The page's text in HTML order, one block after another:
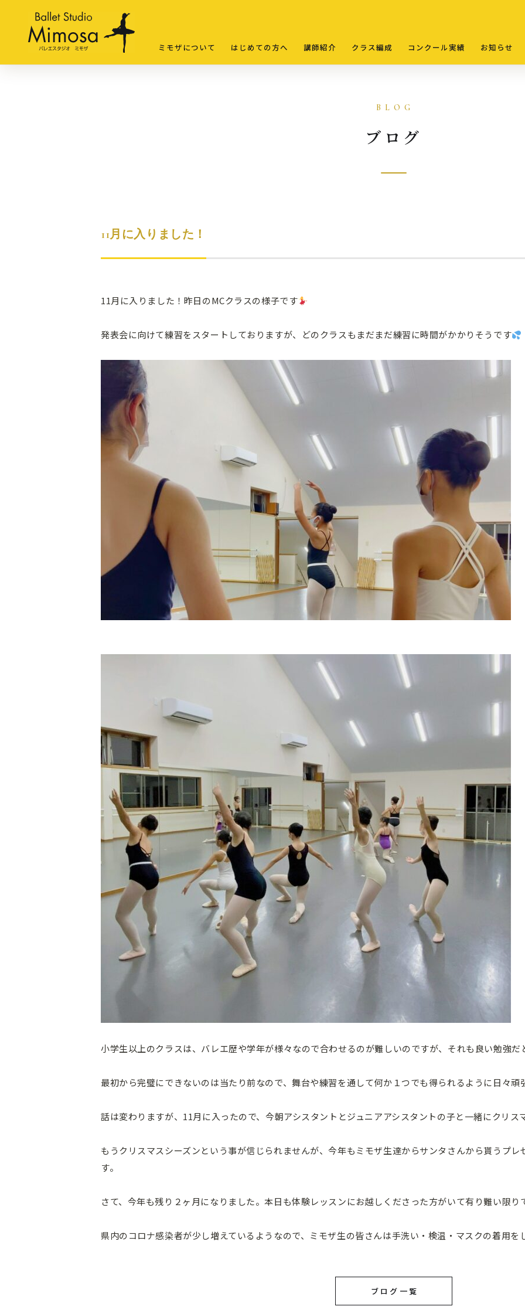
ミモザについて はじめての方へ 講師紹介 クラス編成 コンクール実績 お知らせ
ブログ
11月に入りました！
11月に入りました！昨日のMCクラスの様子です
発表会に向けて練習をスタートしておりますが、どのクラスもまだまだ練習に時間がかかりそうです
小学生以上のクラスは、バレエ歴や学年が様々なので合わせるのが難しいのですが、それも良い勉強だ
最初から完璧にできないのは当たり前なので、舞台や練習を通して何か１つでも得られるように日々頑
話は変わりますが、11月に入ったので、今朝アシスタントとジュニアアシスタントの子と一緒にクリス
もうクリスマスシーズンという事が信じられませんが、今年もミモザ生達からサンタさんから貰うプ
す。
さて、今年も残り２ヶ月になりました。本日も体験レッスンにお越しくださった方がいて有り難い限り
県内のコロナ感染者が少し増えているようなので、ミモザ生の皆さんは手洗い・検温・マスクの着用を
ブログ一覧